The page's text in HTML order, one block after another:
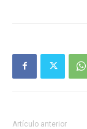
Artículo anterior